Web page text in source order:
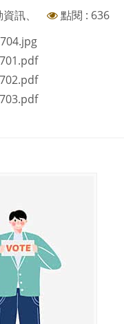
訊、
點閱 : 636